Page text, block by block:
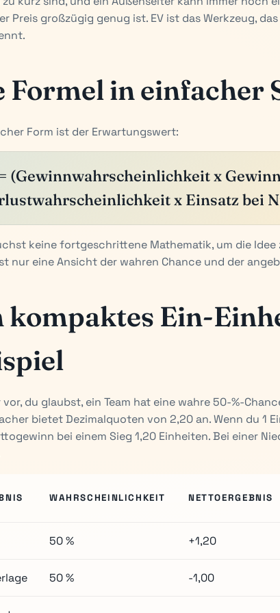
Preis großzügig genug ist. EV ist das Werkzeug,
Formel in einfacher
Form ist der Erwartungswert:
(Gewinnwahrscheinlichkeit x
x Einsatz bei
keine fortgeschrittene Mathematik, um die Idee
nur eine Ansicht der wahren Chance und der
kompaktes Ein-
du glaubst, ein Team hat eine wahre 50-%-
bietet Dezimalquoten von 2,20 an. Wenn du 1
bei einem Sieg 1,20 Einheiten. Bei einer
WAHRSCHEINLICHKEIT NETTOERGEBNIS
50 % +1,20
50 % -1,00